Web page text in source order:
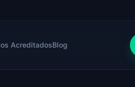
AcreditadosBlog